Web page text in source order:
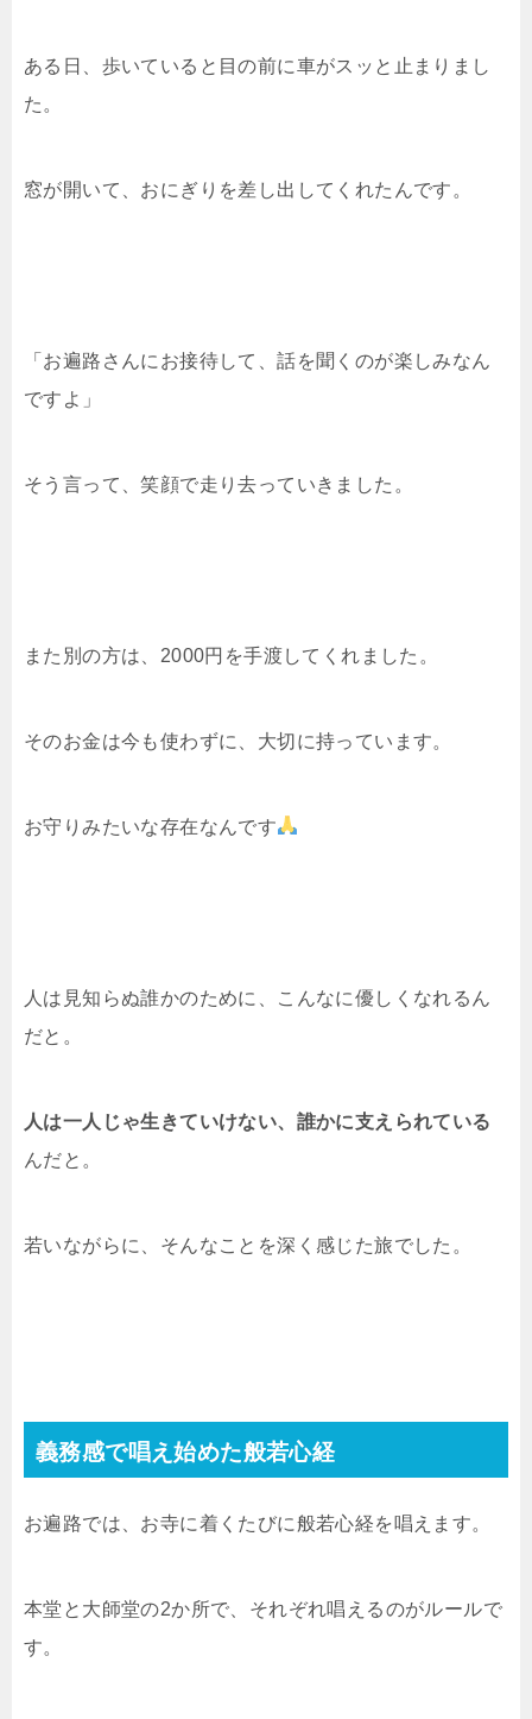
ある日、歩いていると目の前に車がスッと止まりまし
た。
窓が開いて、おにぎりを差し出してくれたんです。
「お遍路さんにお接待して、話を聞くのが楽しみなん
ですよ」
そう言って、笑顔で走り去っていきました。
また別の方は、2000円を手渡してくれました。
そのお金は今も使わずに、大切に持っています。
お守りみたいな存在なんです
人は見知らぬ誰かのために、こんなに優しくなれるん
だと。
人は一人じゃ生きていけない、誰かに支えられている
んだと。
若いながらに、そんなことを深く感じた旅でした。
義務感で唱え始めた般若心経
お遍路では、お寺に着くたびに般若心経を唱えます。
本堂と大師堂の2か所で、それぞれ唱えるのがルールで
す。